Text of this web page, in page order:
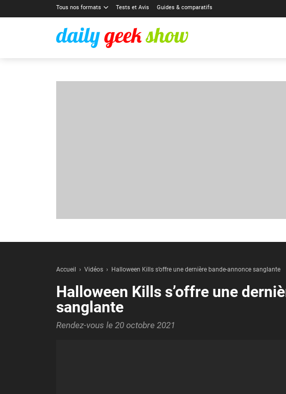
Tous nos formats Tests et Avis Guides & comparatifs
Accueil Vidéos Halloween Kills s’offre une dernière bande-annonce sanglante
Halloween Kills s’offre une
sanglante
Rendez-vous le 20 octobre 2021